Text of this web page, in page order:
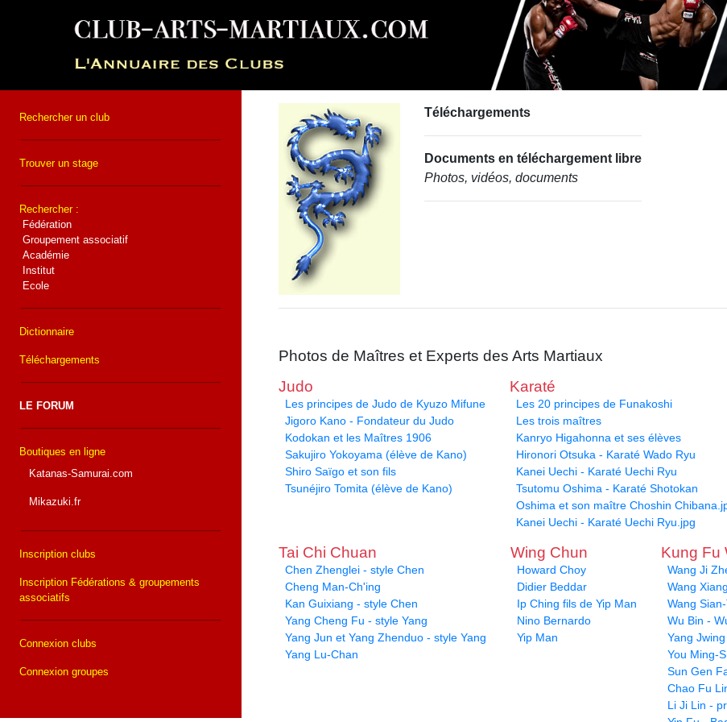
Rechercher un club
Trouver un stage
Rechercher :
Fédération
Groupement associatif
Académie
Institut
Ecole
Dictionnaire
Téléchargements
LE FORUM
Boutiques en ligne
Katanas-Samurai.com
Mikazuki.fr
Inscription clubs
Inscription Fédérations & groupements
associatifs
Connexion clubs
Connexion groupes
Téléchargements
Documents en téléchargement libre
Photos, vidéos, documents
Photos de Maîtres et Experts des Arts Martiaux
Judo
Les principes de Judo de Kyuzo Mifune
Jigoro Kano - Fondateur du Judo
Kodokan et les Maîtres 1906
Sakujiro Yokoyama (élève de Kano)
Shiro Saïgo et son fils
Tsunéjiro Tomita (élève de Kano)
Karaté
Les 20 principes de Funakoshi
Les trois maîtres
Kanryo Higahonna et ses élèves
Hironori Otsuka - Karaté Wado Ryu
Kanei Uechi - Karaté Uechi Ryu
Tsutomu Oshima - Karaté Shotokan
Oshima et son maître Choshin
Kanei Uechi - Karaté Uechi Ryu.jpg
Tai Chi Chuan
Chen Zhenglei - style Chen
Cheng Man-Ch'ing
Kan Guixiang - style Chen
Yang Cheng Fu - style Yang
Yang Jun et Yang Zhenduo - style Yang
Yang Lu-Chan
Wing Chun
Howard Choy
Didier Beddar
Ip Ching fils de Yip Man
Nino Bernardo
Yip Man
Kung Fu
Wang Ji
Wang
Wang
Wu Bin -
Yang
You Ming-
Sun Gen
Chao Fu
Li Ji Lin -